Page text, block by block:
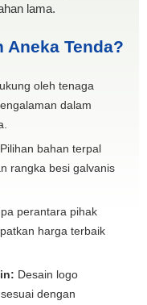
lama.
Aneka Tenda?
oleh tenaga
dalam
Pilihan bahan terpal
rangka besi galvanis
perantara pihak
harga terbaik
Desain logo
dengan